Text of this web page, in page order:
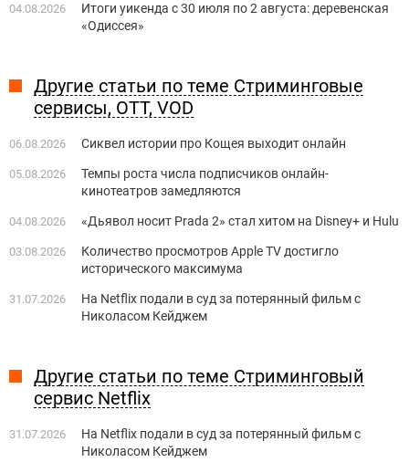
04.08.2026
Итоги уикенда с 30 июля по 2 августа: деревенская
«Одиссея»
Другие статьи по теме Стриминговые
сервисы, OTT, VOD
06.08.2026 Сиквел истории про Кощея выходит онлайн
05.08.2026
Темпы роста числа подписчиков онлайн-
кинотеатров замедляются
04.08.2026 «Дьявол носит Prada 2» стал хитом на Disney+ и Hulu
03.08.2026
Количество просмотров Apple TV достигло
исторического максимума
31.07.2026
На Netflix подали в суд за потерянный фильм с
Николасом Кейджем
Другие статьи по теме Стриминговый
сервис Netflix
31.07.2026
На Netflix подали в суд за потерянный фильм с
Николасом Кейджем